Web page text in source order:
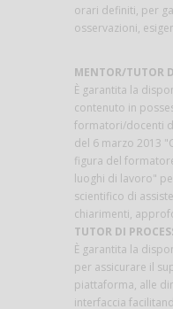
orari definiti, per
osservazioni,
MENTOR/TUTOR
È garantita la
contenuto in
formatori/docenti
del 6 marzo 2013
figura del
luoghi di lavoro"
scientifico di
chiarimenti,
TUTOR DI
È garantita la
per assicurare il
piattaforma, alle
interfaccia